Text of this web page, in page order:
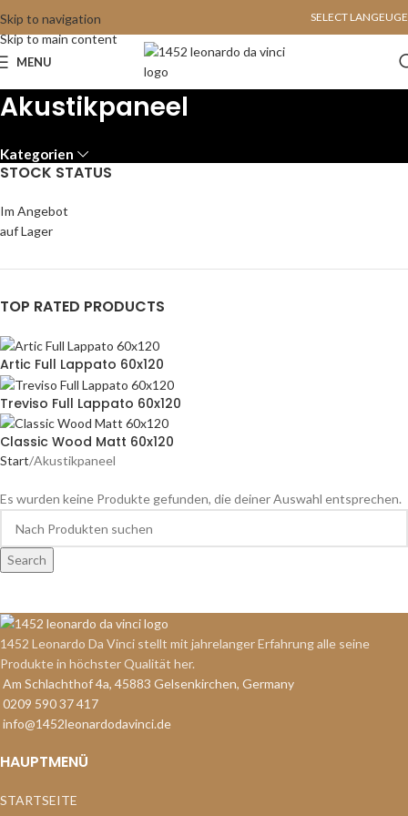
Skip to navigation
Skip to main content
SELECT LANGEUGE
MENU
Akustikpaneel
Kategorien
STOCK STATUS
Im Angebot
auf Lager
TOP RATED PRODUCTS
Artic Full Lappato 60x120
Treviso Full Lappato 60x120
Classic Wood Matt 60x120
Start Akustikpaneel
Es wurden keine Produkte gefunden, die deiner Auswahl entsprechen.
Search
1452 Leonardo Da Vinci stellt mit jahrelanger Erfahrung alle seine
Produkte in höchster Qualität her.
Am Schlachthof 4a, 45883 Gelsenkirchen, Germany
0209 590 37 417
info@1452leonardodavinci.de
HAUPTMENÜ
STARTSEITE